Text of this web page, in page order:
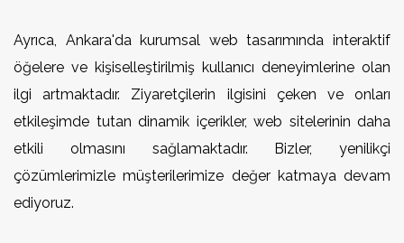
Ayrıca, Ankara'da kurumsal web tasarımında interaktif
öğelere ve kişiselleştirilmiş kullanıcı deneyimlerine olan
ilgi artmaktadır. Ziyaretçilerin ilgisini çeken ve onları
etkileşimde tutan dinamik içerikler, web sitelerinin daha
etkili olmasını sağlamaktadır. Bizler, yenilikçi
çözümlerimizle müşterilerimize değer katmaya devam
ediyoruz.